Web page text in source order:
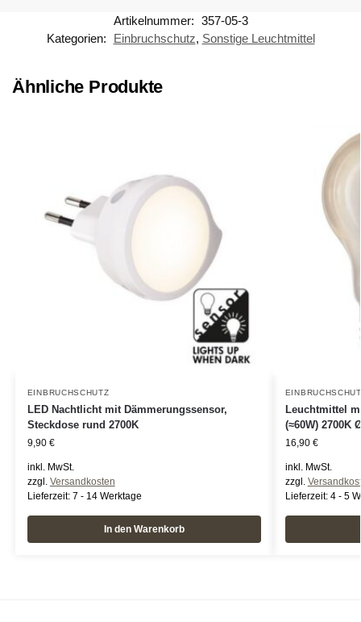
Artikelnummer: 357-05-3
Kategorien:
Einbruchschutz, Sonstige Leuchtmittel
Ähnliche Produkte
EINBRUCHSCHUTZ
LED Nachtlicht mit Dämmerungssensor,
Steckdose rund 2700K
9,90 €
inkl. MwSt.
zzgl. Versandkosten
Lieferzeit: 7 - 14 Werktage
In den Warenkorb
Leuchtmittel
(≈60W) 2700K
16,90 €
inkl. MwSt.
zzgl.
Lieferzeit: 4 - 5